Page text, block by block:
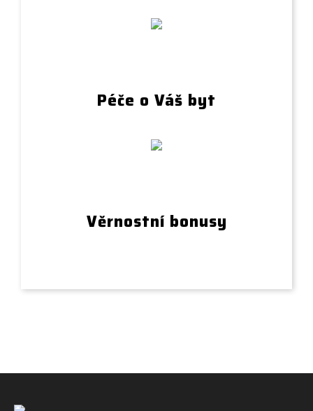
Péče o Váš byt
Věrnostní bonusy